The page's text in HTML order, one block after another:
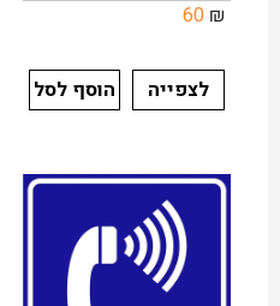
₪
60
לצפייה הוסף לסל